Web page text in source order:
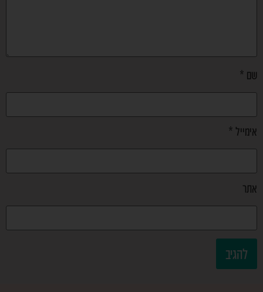
שם *
אימייל *
אתר